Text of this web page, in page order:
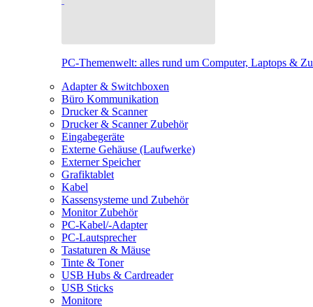
PC-Themenwelt: alles rund um Computer, Laptops &
Adapter & Switchboxen
Büro Kommunikation
Drucker & Scanner
Drucker & Scanner Zubehör
Eingabegeräte
Externe Gehäuse (Laufwerke)
Externer Speicher
Grafiktablet
Kabel
Kassensysteme und Zubehör
Monitor Zubehör
PC-Kabel/-Adapter
PC-Lautsprecher
Tastaturen & Mäuse
Tinte & Toner
USB Hubs & Cardreader
USB Sticks
Monitore